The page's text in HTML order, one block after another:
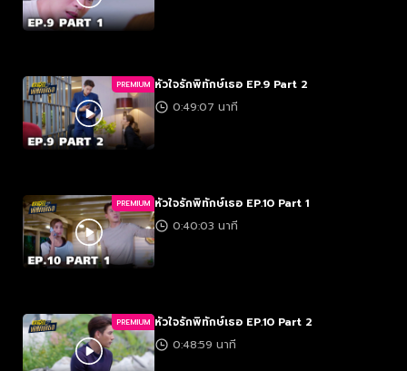
PREMIUM หัวใจรักพิทักษ์เธอ EP.9 Part 2
0:49:07 นาที
PREMIUM หัวใจรักพิทักษ์เธอ EP.10 Part 1
0:40:03 นาที
PREMIUM หัวใจรักพิทักษ์เธอ EP.10 Part 2
0:48:59 นาที